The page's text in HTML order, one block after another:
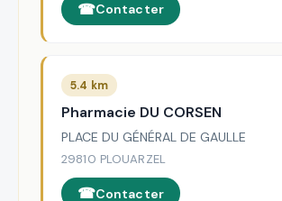
Contacter
5.4 km
Pharmacie DU CORSEN
PLACE DU GÉNÉRAL DE GAULLE
29810 PLOUARZEL
Contacter